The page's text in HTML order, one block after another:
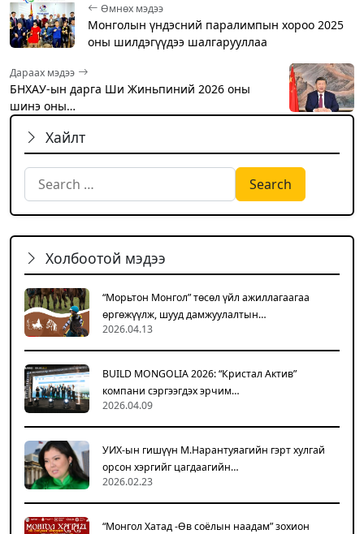
Өмнөх мэдээ
Монголын үндэсний паралимпын хороо 2025
оны шилдэгүүдээ шалгарууллаа
Дараах мэдээ
БНХАУ-ын дарга Ши Жиньпиний 2026 оны
шинэ оны…
Хайлт
Search for:
Холбоотой мэдээ
“Морьтон Монгол” төсөл үйл ажиллагаагаа
өргөжүүлж, шууд дамжуулалтын…
2026.04.13
BUILD MONGOLIA 2026: “Кристал Актив”
компани сэргээгдэх эрчим…
2026.04.09
УИХ-ын гишүүн М.Нарантуяагийн гэрт хулгай
орсон хэргийг цагдаагийн…
2026.02.23
“Монгол Хатад -Өв соёлын наадам” зохион